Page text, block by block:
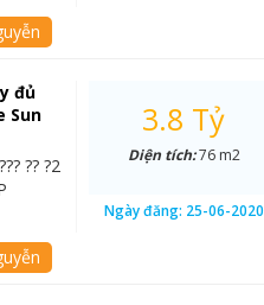
đủ
Sun
?? ?2
3.8 Tỷ
Diện tích:76 m2
Ngày đăng: 25-06-2020